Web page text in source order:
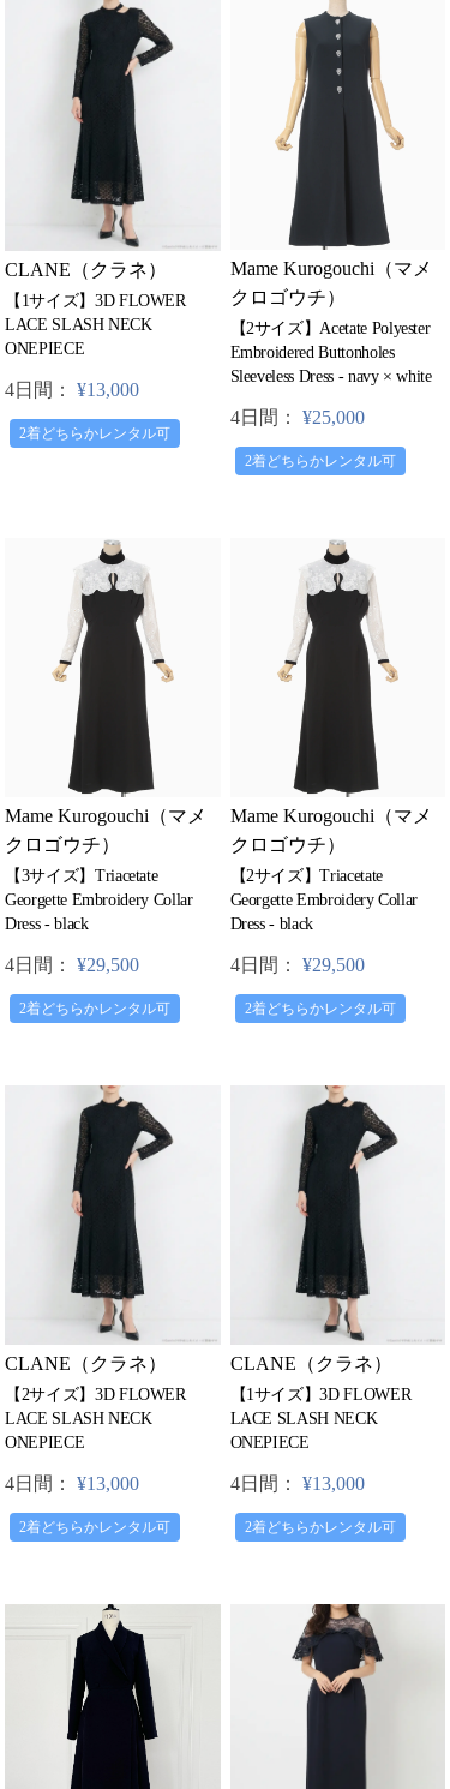
CLANE（クラネ）
【1サイズ】3D FLOWER
LACE SLASH NECK
ONEPIECE
4日間： ¥13,000
2着どちらかレンタル可
Mame Kurogouchi（マメ
クロゴウチ）
【2サイズ】Acetate Polyester
Embroidered Buttonholes
Sleeveless Dress - navy × white
4日間： ¥25,000
2着どちらかレンタル可
Mame Kurogouchi（マメ
クロゴウチ）
【3サイズ】Triacetate
Georgette Embroidery Collar
Dress - black
4日間： ¥29,500
2着どちらかレンタル可
Mame Kurogouchi（マメ
クロゴウチ）
【2サイズ】Triacetate
Georgette Embroidery Collar
Dress - black
4日間： ¥29,500
2着どちらかレンタル可
CLANE（クラネ）
【2サイズ】3D FLOWER
LACE SLASH NECK
ONEPIECE
4日間： ¥13,000
2着どちらかレンタル可
CLANE（クラネ）
【1サイズ】3D FLOWER
LACE SLASH NECK
ONEPIECE
4日間： ¥13,000
2着どちらかレンタル可